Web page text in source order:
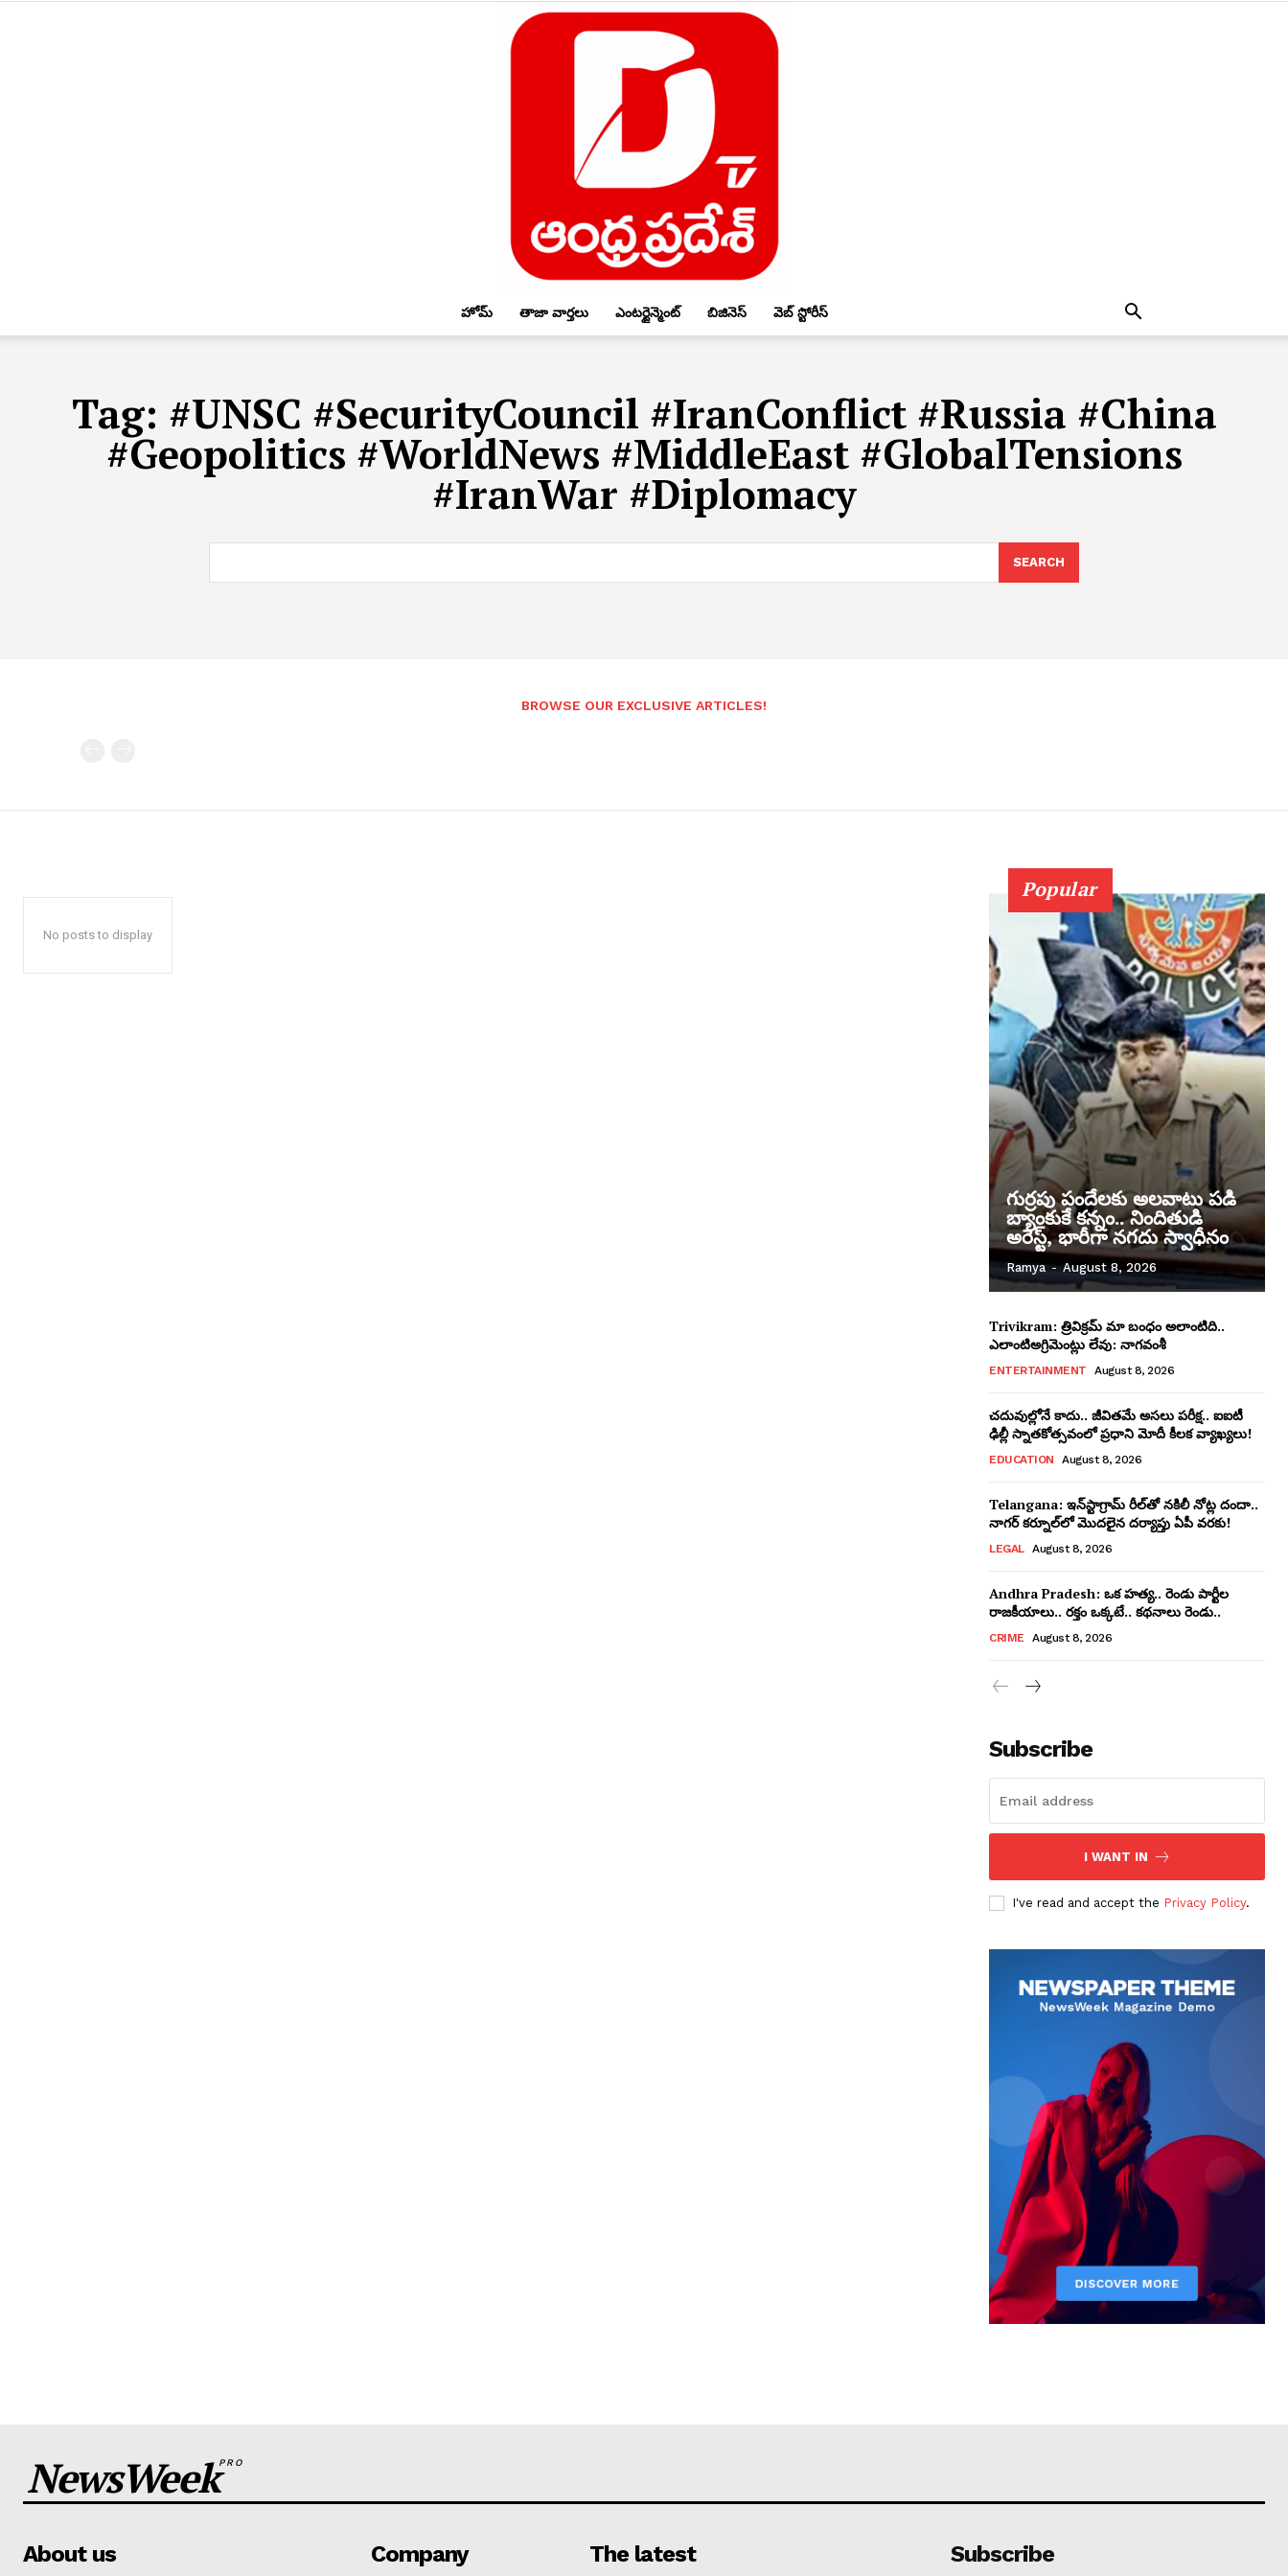
Andhrapradesh
హోమ్ తాజా వార్తలు ఎంటర్టైన్మెంట్ బిజినెస్ వెబ్ స్టోరీస్
Tag: #UNSC #SecurityCouncil #IranConflict #Russia #China
#Geopolitics #WorldNews #MiddleEast #GlobalTensions
#IranWar #Diplomacy
SEARCH
BROWSE OUR EXCLUSIVE ARTICLES!
No posts to display
Popular
గుర్రపు పందేలకు అలవాటు పడి
బ్యాంకుకే కన్నం.. నిందితుడి
అరెస్ట్‌, భారీగా నగదు స్వాధీనం
Ramya - August 8, 2026
Trivikram: త్రివిక్రమ్ మా బంధం అలాంటిది..
ఎలాంటిఅగ్రిమెంట్లు లేవు: నాగవంశీ
ENTERTAINMENT August 8, 2026
చదువుల్లోనే కాదు.. జీవితమే అసలు పరీక్ష.. ఐఐటీ
ఢిల్లీ స్నాతకోత్సవంలో ప్రధాని మోదీ కీలక వ్యాఖ్యలు!
EDUCATION August 8, 2026
Telangana: ఇన్‌స్టాగ్రామ్‌ రీల్‌తో నకిలీ నోట్ల దందా..
నాగర్ కర్నూల్‌లో మొదలైన దర్యాప్తు ఏపీ వరకు!
LEGAL August 8, 2026
Andhra Pradesh: ఒక హత్య.. రెండు పార్టీల
రాజకీయాలు.. రక్తం ఒక్కటే.. కథనాలు రెండు..
CRIME August 8, 2026
Subscribe
I WANT IN
I've read and accept the Privacy Policy.
NewsWeekPRO
About us Company The latest Subscribe